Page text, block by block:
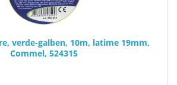
verde-galben, 10m, latime 19mm,
Commel, 524315